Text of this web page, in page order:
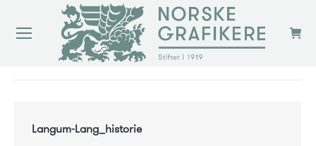
Langum-Lang_historie